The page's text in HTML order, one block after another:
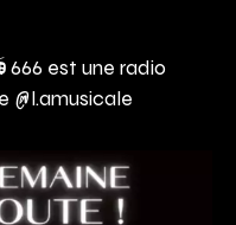
666 est une radio
@l.amusicale